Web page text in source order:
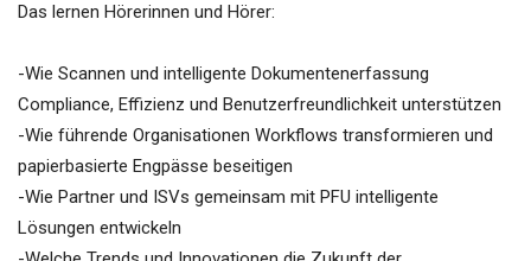
Das lernen Hörerinnen und Hörer:
-Wie Scannen und intelligente Dokumentenerfassung
Compliance, Effizienz und Benutzerfreundlichkeit unterstützen
-Wie führende Organisationen Workflows transformieren und
papierbasierte Engpässe beseitigen
-Wie Partner und ISVs gemeinsam mit PFU intelligente
Lösungen entwickeln